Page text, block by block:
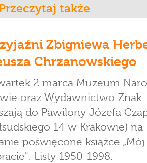
także
Zbigniewa
Chrzanowskiego
2 marca Muzeum
oraz Wydawnictwo Znak
do Pawilony Józefa
14 w Krakowie) na
poświęcone książce
Listy 1950-1998.